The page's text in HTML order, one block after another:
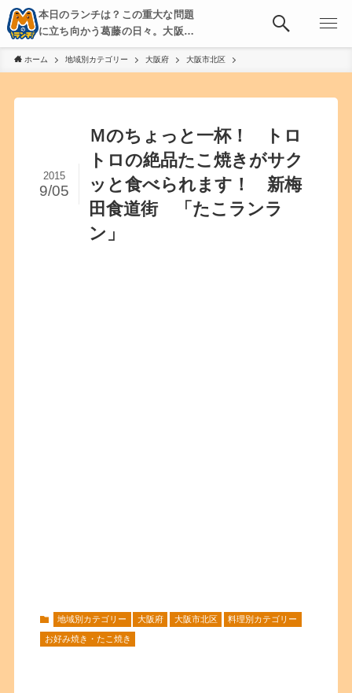
本日のランチは？この重大な問題
に立ち向かう葛藤の日々。大阪・
京都・神戸を中心とした食べ歩
き、飲み歩きを綴る。
ホーム 地域別カテゴリー 大阪府 大阪市北区
Ｍのちょっと一杯！ トロ
トロの絶品たこ焼きがサク
ッと食べられます！ 新梅
田食道街 「たこランラ
ン」
2015
9/05
地域別カテゴリー 大阪府 大阪市北区 料理別カテゴリー
お好み焼き・たこ焼き